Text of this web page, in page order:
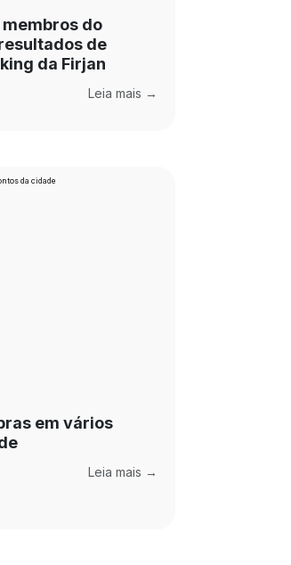
do
de
da Firjan
Leia mais →
em vários
Leia mais →